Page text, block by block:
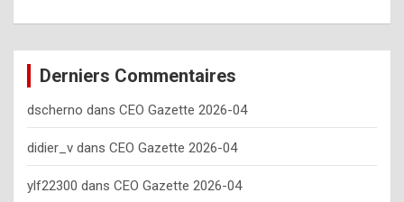
e
y
o
u
s
Derniers Commentaires
dscherno dans CEO Gazette 2026-04
didier_v dans CEO Gazette 2026-04
ylf22300 dans CEO Gazette 2026-04